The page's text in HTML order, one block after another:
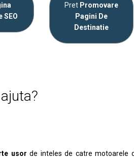
SEO
PretPromovare
Pagini De
Destinatie
usor de inteles de catre motoarele